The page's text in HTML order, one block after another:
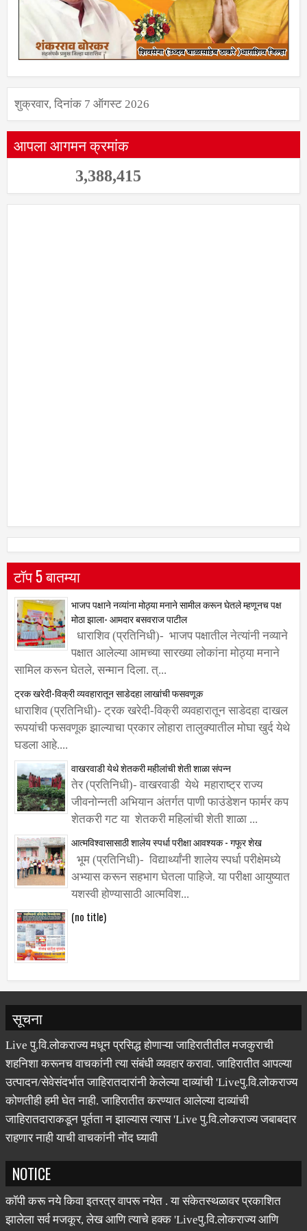
शुक्रवार, दिनांक 7 ऑगस्ट 2026
आपला आगमन क्रमांक
3,388,415
टॉप 5 बातम्या
भाजप पक्षाने नव्यांना मोठ्या मनाने सामील करून घेतले म्हणूनच पक्ष
मोठा झाला- आमदार बसवराज पाटील
धाराशिव (प्रतिनिधी)- भाजप पक्षातील नेत्यांनी नव्याने
पक्षात आलेल्या आमच्या सारख्या लोकांना मोठ्या मनाने
सामिल करून घेतले, सन्मान दिला. त्...
ट्रक खरेदी-विक्री व्यवहारातून साडेदहा लाखांची फसवणूक
धाराशिव (प्रतिनिधी)- ट्रक खरेदी-विक्री व्यवहारातून साडेदहा दाखल
रूपयांची फसवणूक झाल्याचा प्रकार लोहारा तालुक्यातील मोघा खुर्द येथे
घडला आहे....
वाखरवाडी येथे शेतकरी महीलांची शेती शाळा संपन्न
तेर (प्रतिनिधी)- वाखरवाडी येथे महाराष्ट्र राज्य
जीवनोन्नती अभियान अंतर्गत पाणी फाउंडेशन फार्मर कप
शेतकरी गट या शेतकरी महिलांची शेती शाळा ...
आत्मविश्वासासाठी शालेय स्पर्धा परीक्षा आवश्यक - गफूर शेख
भूम (प्रतिनिधी)- विद्यार्थ्यांनी शालेय स्पर्धा परीक्षेमध्ये
अभ्यास करून सहभाग घेतला पाहिजे. या परीक्षा आयुष्यात
यशस्वी होण्यासाठी आत्मविश...
(no title)
सूचना
Live पु.वि.लोकराज्य मधून प्रसिद्ध होणाऱ्या जाहिरातीतील मजकुराची
शहनिशा करूनच वाचकांनी त्या संबंधी व्यवहार करावा. जाहिरातीत आपल्या
उत्पादन/सेवेसंदर्भात जाहिरातदारांनी केलेल्या दाव्यांची 'Liveपु.वि.लोकराज्य
कोणतीही हमी घेत नाही. जाहिरातीत करण्यात आलेल्या दाव्यांची
जाहिरातदाराकडून पूर्तता न झाल्यास त्यास 'Live पु.वि.लोकराज्य जबाबदार
राहणार नाही याची वाचकांनी नोंद घ्यावी
NOTICE
कॉपी करू नये किवा इतरत्र वापरू नयेत . या संकेतस्थळावर प्रकाशित
झालेला सर्व मजकूर, लेख आणि त्याचे हक्क 'Liveपु.वि.लोकराज्य आणि